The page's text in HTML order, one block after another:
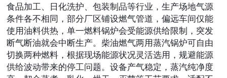
食品加工、日化洗护、包装制品等行业，生产场地气源
条件各不相同，部分厂区铺设燃气管道，偏远车间仅能
使用油料供热，单一燃料锅炉会受能源供给限制，突发
断气断油就会中断生产。柴油燃气两用蒸汽锅炉可自由
切换两种燃料，根据现场能源状况灵活选用，规避能源
供给波动带来的停工问题。设备产气稳定，蒸汽纯净度